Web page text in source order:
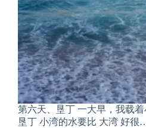
第六天、垦丁 一大早，我载
垦丁 小湾的水要比 大湾 好很